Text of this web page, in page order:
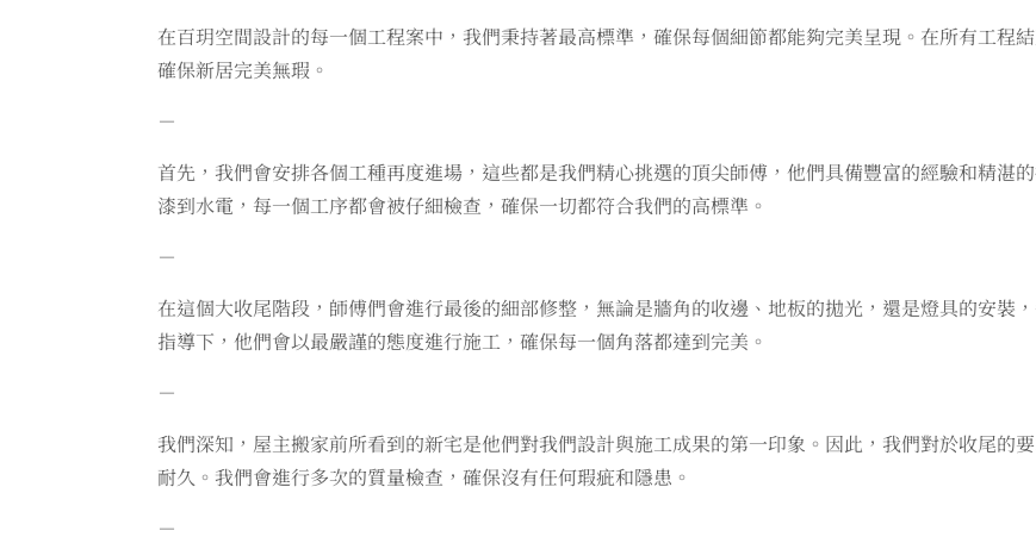
在百玥空間設計的每一個工程案中，我們秉持著最高標準，確保每個細節都能夠完美呈現。在所有工程
確保新居完美無瑕。
－
首先，我們會安排各個工種再度進場，這些都是我們精心挑選的頂尖師傅，他們具備豐富的經驗和精湛
漆到水電，每一個工序都會被仔細檢查，確保一切都符合我們的高標準。
－
在這個大收尾階段，師傅們會進行最後的細部修整，無論是牆角的收邊、地板的拋光，還是燈具的安裝
指導下，他們會以最嚴謹的態度進行施工，確保每一個角落都達到完美。
－
我們深知，屋主搬家前所看到的新宅是他們對我們設計與施工成果的第一印象。因此，我們對於收尾的
耐久。我們會進行多次的質量檢查，確保沒有任何瑕疵和隱患。
－